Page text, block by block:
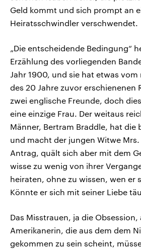
Geld kommt und sich prompt an
Heiratsschwindler verschwendet.
„Die entscheidende Bedingung“
Erzählung des vorliegenden
Jahr 1900, und sie hat etwas vom
des 20 Jahre zuvor erschienenen
zwei englische Freunde, doch
eine einzige Frau. Der weitaus
Männer, Bertram Braddle, hat die
und macht der jungen Witwe Mrs.
Antrag, quält sich aber mit dem
wisse zu wenig von ihrer
heiraten, ohne zu wissen, wen er
Könnte er sich mit seiner Liebe
Das Misstrauen, ja die
Amerikanerin, die aus dem dem
gekommen zu sein scheint,